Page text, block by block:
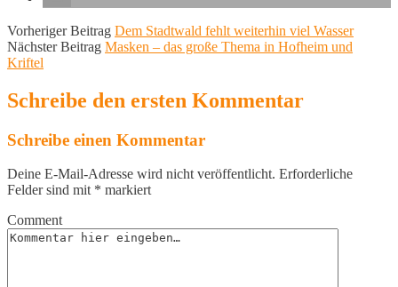
Vorheriger Beitrag Dem Stadtwald fehlt weiterhin viel Wasser
Nächster Beitrag Masken – das große Thema in Hofheim und
Kriftel
Schreibe den ersten Kommentar
Schreibe einen Kommentar
Deine E-Mail-Adresse wird nicht veröffentlicht. Erforderliche
Felder sind mit * markiert
Comment